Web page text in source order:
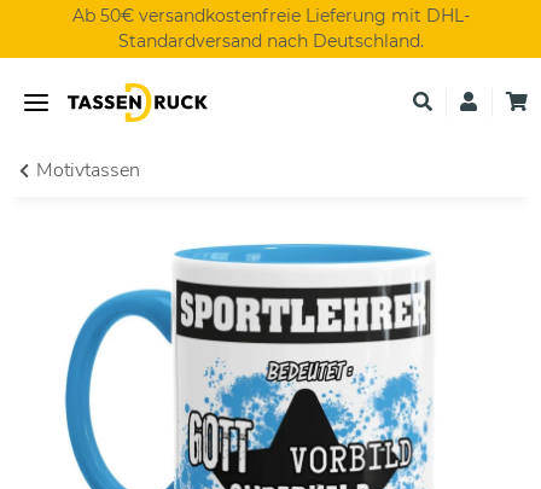
Ab 50€ versandkostenfreie Lieferung mit DHL-
Standardversand nach Deutschland.
Motivtassen